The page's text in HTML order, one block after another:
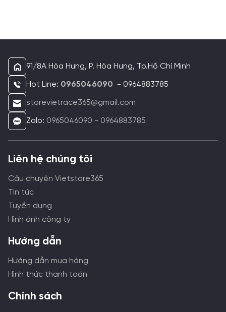
91/8A Hòa Hưng, P. Hòa Hưng, Tp.Hồ Chí Minh
Hot Line: 0965046090 - 0964883785
storevietrace365@gmail.com
Zalo: 0965046090 - 0964883785
Liên hệ chúng tôi
Câu chuyện Vietstore365
Tin tức
Tuyển dụng
Hình ảnh công ty
Hướng dẫn
Hướng dẫn mua hàng
Hình thức thanh toán
Chính sách